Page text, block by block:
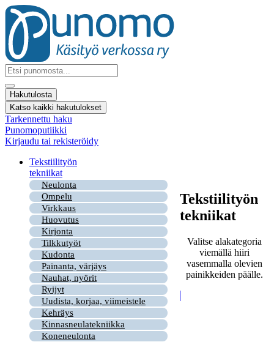
Mene
sisältöön
Search
...
Hakutulosta
Katso kaikki hakutulokset
Tarkennettu haku
Punomoputiikki
Kirjaudu tai rekisteröidy
Tekstiilityön
tekniikat
Neulonta
Ompelu
Virkkaus
Huovutus
Kirjonta
Tilkkutyöt
Kudonta
Painanta, värjäys
Nauhat, nyörit
Ryijyt
Uudista, korjaa, viimeistele
Kehräys
Kinnasneulatekniikka
Koneneulonta
Tekstiilityön
tekniikat
Valitse alakategoria
viemällä hiiri
vasemmalla olevien
painikkeiden päälle.